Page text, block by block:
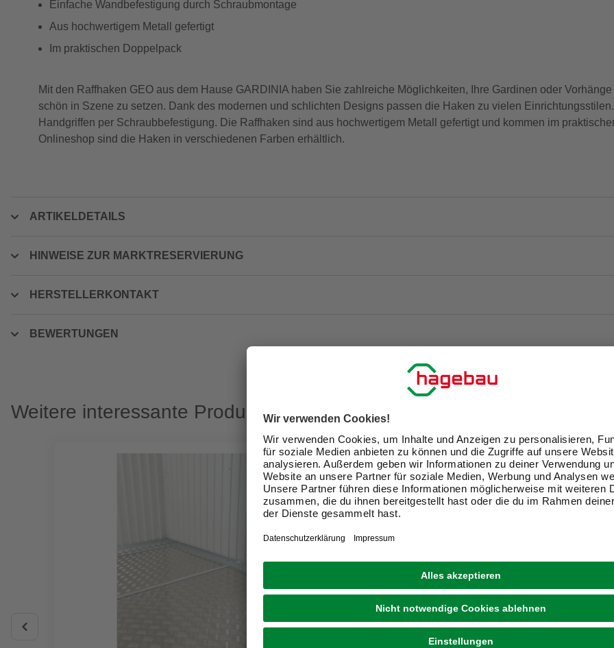
Einfache Wandbefestigung durch Schraubmontage
Aus hochwertigem Metall gefertigt
Im praktischen Doppelpack
Mit den Raffhaken GEO aus dem Hause GARDINIA haben Sie zahlreiche Möglichkeiten, Ihre Gardinen oder
schön in Szene zu setzen. Dank des modernen und schlichten Designs passen die Haken zu vielen
Handgriffen per Schraubbefestigung. Die Raffhaken sind aus hochwertigem Metall gefertigt und kommen im
Onlineshop sind die Haken in verschiedenen Farben erhältlich.
ARTIKELDETAILS
HINWEISE ZUR MARKTRESERVIERUNG
HERSTELLERKONTAKT
BEWERTUNGEN
Weitere interessante Produkte